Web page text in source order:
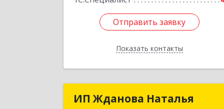
Отправить заявку
Показать контакты
Отправить заявку
Назад
ИП Жданова Наталья
ИП Жданова Наталья